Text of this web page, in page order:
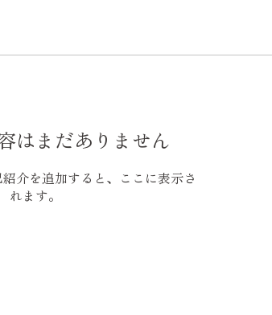
はまだありません
介を追加すると、ここに表示さ
れます。